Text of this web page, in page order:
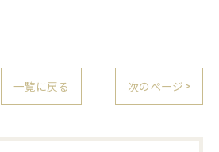
一覧に戻る 次のページ >